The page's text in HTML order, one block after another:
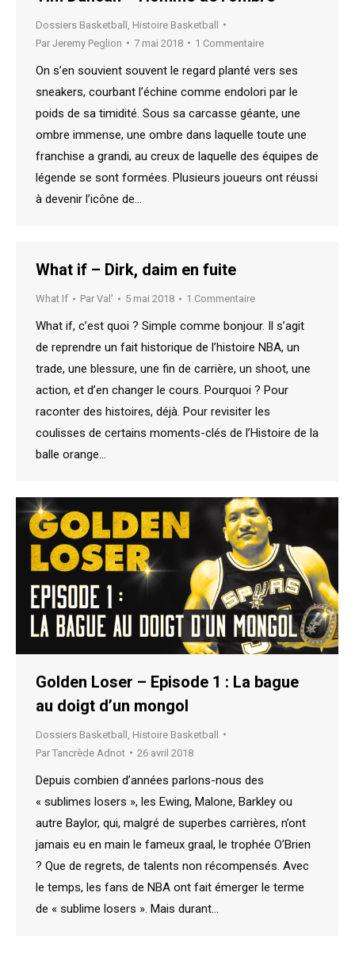
Dossiers Basketball
Histoire Basketball
Par Jeremy Peglion 7 mai 2018 1 Commentaire
On s’en souvient souvent le regard planté vers ses
sneakers, courbant l’échine comme endolori par le
poids de sa timidité. Sous sa carcasse géante, une
ombre immense, une ombre dans laquelle toute une
franchise a grandi, au creux de laquelle des équipes de
légende se sont formées. Plusieurs joueurs ont réussi
à devenir l’icône de…
What if – Dirk, daim en fuite
What If Par Val' 5 mai 2018 1 Commentaire
What if, c’est quoi ? Simple comme bonjour. Il s’agit
de reprendre un fait historique de l’histoire NBA, un
trade, une blessure, une fin de carrière, un shoot, une
action, et d’en changer le cours. Pourquoi ? Pour
raconter des histoires, déjà. Pour revisiter les
coulisses de certains moments-clés de l’Histoire de la
balle orange…
Golden Loser – Episode 1 : La bague
au doigt d’un mongol
Dossiers Basketball
Histoire Basketball
Par Tancrède Adnot 26 avril 2018
Depuis combien d’années parlons-nous des
« sublimes losers », les Ewing, Malone, Barkley ou
autre Baylor, qui, malgré de superbes carrières, n’ont
jamais eu en main le fameux graal, le trophée O’Brien
? Que de regrets, de talents non récompensés. Avec
le temps, les fans de NBA ont fait émerger le terme
de « sublime losers ». Mais durant…